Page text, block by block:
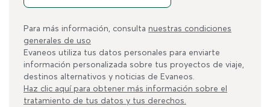
Para más información, consulta nuestras condiciones
generales de uso
Evaneos utiliza tus datos personales para enviarte
información personalizada sobre tus proyectos de viaje,
destinos alternativos y noticias de Evaneos.
Haz clic aquí para obtener más información sobre el
tratamiento de tus datos y tus derechos.